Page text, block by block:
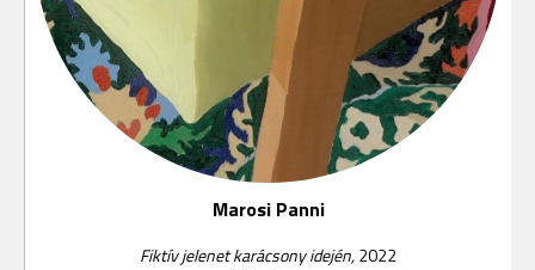
Marosi Panni
Fiktív jelenet karácsony idején,2022